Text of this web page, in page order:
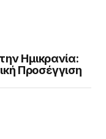
Ημικρανία:
Προσέγγιση